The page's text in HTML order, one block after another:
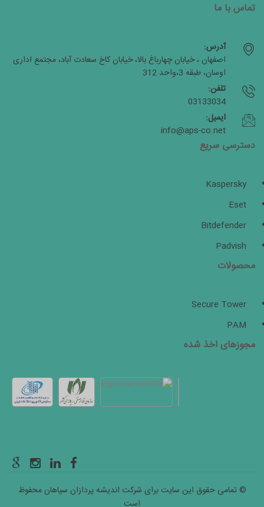
تماس با ما
آدرس:
اصفهان ، خیابان چهارباغ بالا، خیابان کاخ سعادت آباد، مجتمع اداری
اوسان، طبقه 3،واحد 312
تلفن:
03133034
ایمیل:
info@aps-co.net
دسترسی سریع
Kaspersky
Eset
Bitdefender
Padvish
محصولات
Secure Tower
PAM
مجوزهای اخذ شده
© تمامی حقوق این سایت برای شرکت اندیشه پردازان سپاهان محفوظ